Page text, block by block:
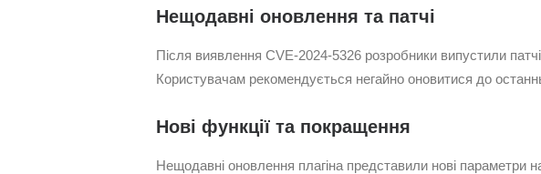
Нещодавні оновлення та патчі
Після виявлення CVE-2024-5326 розробники випустили
Користувачам рекомендується негайно оновитися до
Нові функції та покращення
Нещодавні оновлення плагіна представили нові параметри